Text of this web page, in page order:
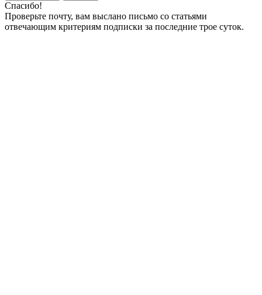
Спасибо!
Проверьте почту, вам выслано письмо со статьями
отвечающим критериям подписки за последние трое суток.